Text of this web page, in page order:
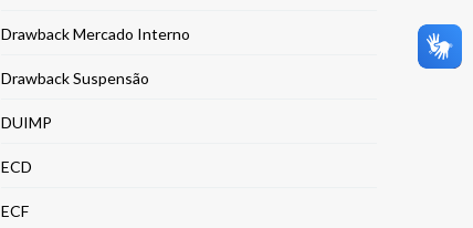
Drawback Mercado Interno
Drawback Suspensão
DUIMP
ECD
ECF